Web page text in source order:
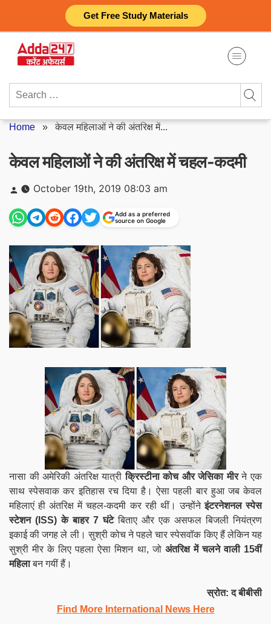
Get Free Study Materials
content
Search
Home »केवल महिलाओं ने की अंतरिक्ष में...
केवल महिलाओं ने की अंतरिक्ष में चहल-कदमी
Posted
by
October 19th, 2019 08:03 am
Add as a preferred
source on Google
नासा की अमेरिकी अंतरिक्ष यात्रीक्रिस्टीना कोच और जेसिका मीरने एक
साथ स्पेसवाक कर इतिहास रच दिया है। ऐसा पहली बार हुआ जब केवल
महिलाएं ही अंतरिक्ष में चहल-कदमी कर रही थीं। उन्होंनेइंटरनेशनल स्पेस
स्टेशन (ISS) के बाहर 7 घंटेबिताए और एक असफल बिजली नियंत्रण
इकाई की जगह ले ली। सुश्री कोच ने पहले चार स्पेसवॉक किए हैं लेकिन यह
सुश्री मीर के लिए पहला ऐसा मिशन था, जो अंतरिक्ष में चलने वाली 15वीं
महिलाबन गयीं हैं।
स्रोत: द बीबीसी
Find More International News Here